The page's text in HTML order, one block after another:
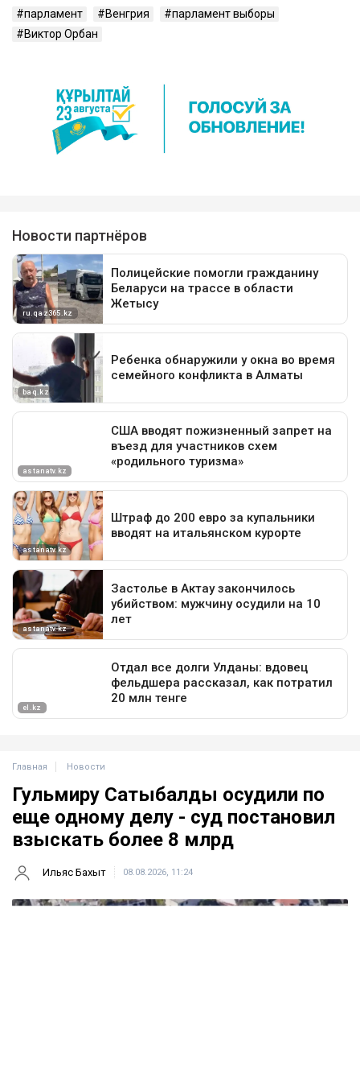
парламент Венгрия
парламент выборы
Виктор Орбан
Главная Новости
Гульмиру Сатыбалды осудили по
еще одному делу - суд постановил
взыскать более 8 млрд
Ильяс Бахыт 08.08.2026, 11:24